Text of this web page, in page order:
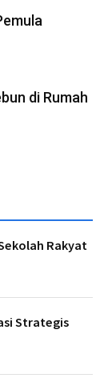
di Rumah
Rakyat
Strategis